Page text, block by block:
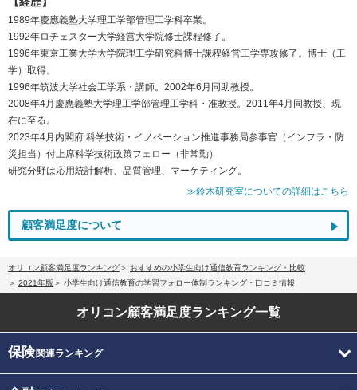
1989年慶應義塾大学理工学部管理工学科卒業。
1992年ロチェスター大学経営大学院修士課程修了。
1996年東京工業大学大学院理工学研究科博士課程経営工学専攻修了。博士（工
学）取得。
1996年筑波大学社会工学系・講師。2002年6月同助教授。
2008年4月慶應義塾大学理工学部管理工学科・准教授。2011年4月同教授、現
在に至る。
2023年4月内閣府 科学技術・イノベーション推進事務局参事官（インフラ・防
災担当）付上席科学技術政策フェロー（非常勤）
研究分野は応用統計解析、品質管理、マーケティング。
≫鈴木研究室についての詳細はこちら
顧客満足度について
オリコン顧客満足度ランキング
おすすめの小学生向け通信教育ランキング・比較
2021年版
小学生向け通信教育の学習フォロー体制ランキング・口コミ情報
オリコン顧客満足度ランキング一覧
保険関連ランキング